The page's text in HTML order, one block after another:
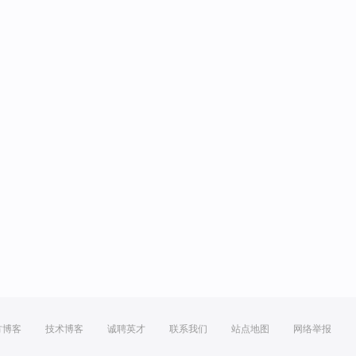
博客 技术博客 诚聘英才 联系我们 站点地图 网络举报